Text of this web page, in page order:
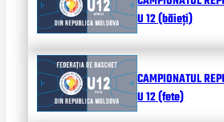
U 12 (băieți)
CAMPIONATUL
U 12 (fete)